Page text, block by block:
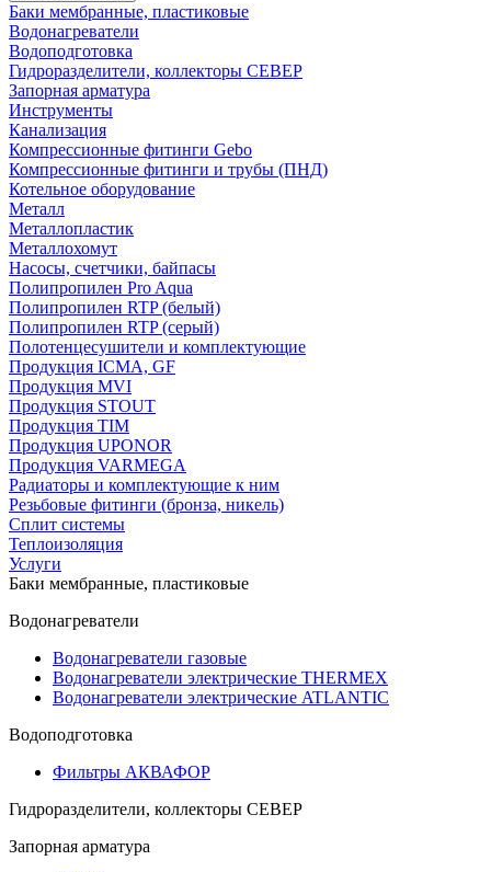
Баки мембранные, пластиковые
Водонагреватели
Водоподготовка
Гидроразделители, коллекторы СЕВЕР
Запорная арматура
Инструменты
Канализация
Компрессионные фитинги Gebo
Компрессионные фитинги и трубы (ПНД)
Котельное оборудование
Металл
Металлопластик
Металлохомут
Насосы, счетчики, байпасы
Полипропилен Pro Aqua
Полипропилен RTP (белый)
Полипропилен RTP (серый)
Полотенцесушители и комплектующие
Продукция ICMA, GF
Продукция MVI
Продукция STOUT
Продукция TIM
Продукция UPONOR
Продукция VARMEGA
Радиаторы и комплектующие к ним
Резьбовые фитинги (бронза, никель)
Сплит системы
Теплоизоляция
Услуги
Баки мембранные, пластиковые
Водонагреватели
Водонагреватели газовые
Водонагреватели электрические THERMEX
Водонагреватели электрические ATLANTIC
Водоподготовка
Фильтры АКВАФОР
Гидроразделители, коллекторы СЕВЕР
Запорная арматура